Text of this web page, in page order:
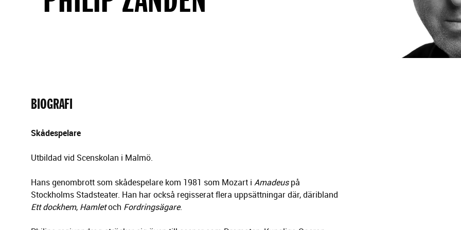
e
BIOGRAFI
Skådespelare
Utbildad vid Scenskolan i Malmö.
Hans genombrott som skådespelare kom 1981 som Mozart i Amadeuspå
Stockholms Stadsteater. Han har också regisserat flera uppsättningar där, däribland
Ett dockhem, Hamletoch Fordringsägare.